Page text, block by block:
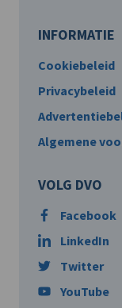
INFORMATIE
Cookiebeleid
Privacybeleid
Algemene
VOLG DVO
Facebook
LinkedIn
Twitter
YouTube